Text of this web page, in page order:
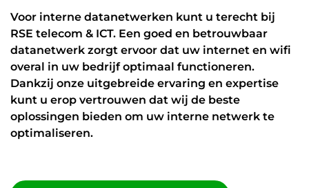
Glasvezel
Zakelijk internet
Interne datanetwerken
Cybersecurity
Voor interne datanetwerken kunt u terecht bij
RSE telecom & ICT. Een goed en betrouwbaar
datanetwerk zorgt ervoor dat uw internet en wifi
overal in uw bedrijf optimaal functioneren.
Dankzij onze uitgebreide ervaring en expertise
kunt u erop vertrouwen dat wij de beste
oplossingen bieden om uw interne netwerk te
optimaliseren.